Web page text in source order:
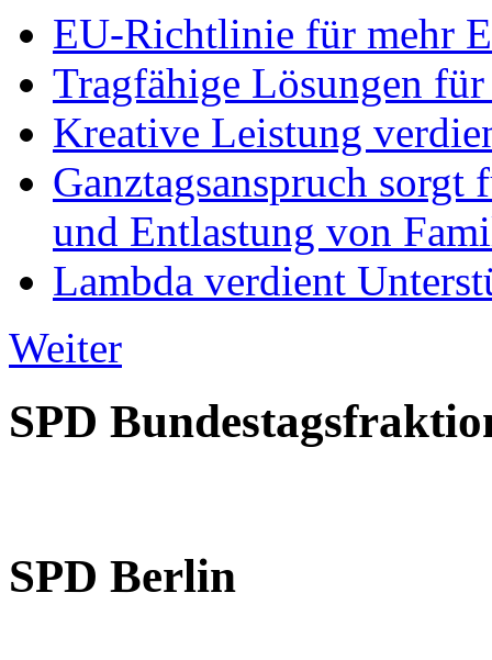
EU-Richtlinie für mehr
Tragfähige Lösungen
Kreative Leistung
Ganztagsanspruch
und Entlastung von
Lambda verdient
Weiter
SPD
SPD Berlin